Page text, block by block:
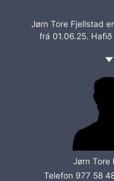
Jørn Tore Fjellstad
frá 01.06.25.
Jørn Tore
Telefon 977 58